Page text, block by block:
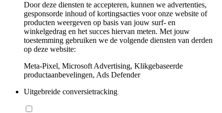
Door deze diensten te accepteren, kunnen we advertenties,
gesponsorde inhoud of kortingsacties voor onze website of
producten weergeven op basis van jouw surf- en
winkelgedrag en het succes hiervan meten. Met jouw
toestemming gebruiken we de volgende diensten van derden
op deze website:
Meta-Pixel, Microsoft Advertising, Klikgebaseerde
productaanbevelingen, Ads Defender
Uitgebreide conversietracking